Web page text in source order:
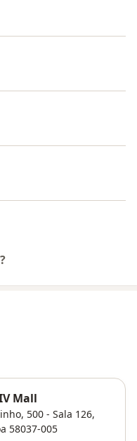
Mall
500 - Sala 126,
58037-005